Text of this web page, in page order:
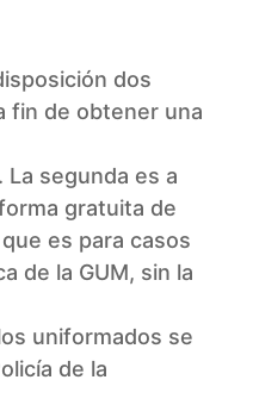
dos
fin de obtener una
segunda es a
gratuita de
es para casos
de la GUM, sin la
uniformados se
de la